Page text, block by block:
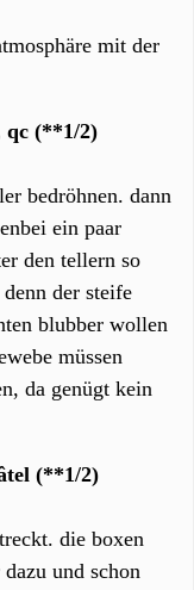
mit der
qc (**1/2)
bedröhnen. dann
ein paar
den tellern so
der steife
blubber wollen
müssen
da genügt kein
(**1/2)
die boxen
und schon